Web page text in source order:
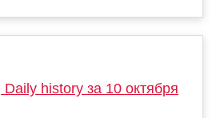
history за 10 октября